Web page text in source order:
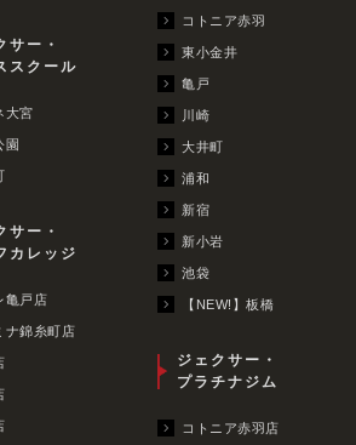
サー・
スクール
大宮
園
サー・
カレッジ
亀戸店
ナ錦糸町店
コトニア赤羽
東小金井
亀戸
川崎
大井町
浦和
新宿
新小岩
池袋
【NEW!】板橋
ジェクサー・
プラチナジム
コトニア赤羽店